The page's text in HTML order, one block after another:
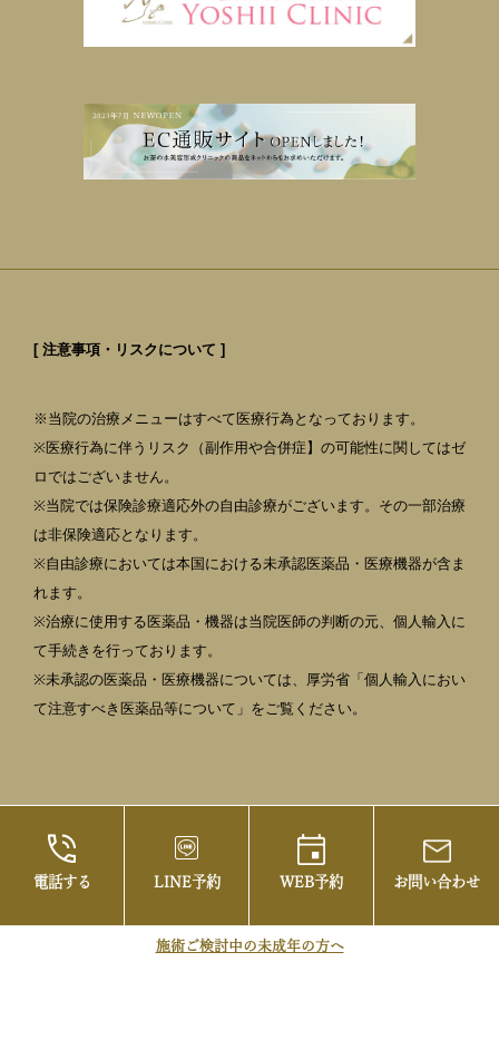
電話する LINE予約 WEB予約 お問い合わせ
施術ご検討中の未成年の方へ
[ 注意事項・リスクについて ]
※当院の治療メニューはすべて医療行為となっております。
※医療行為に伴うリスク（副作用や合併症】の可能性に関してはゼ
ロではございません。
※当院では保険診療適応外の自由診療がございます。その一部治療
は非保険適応となります。
※自由診療においては本国における未承認医薬品・医療機器が含ま
れます。
※治療に使用する医薬品・機器は当院医師の判断の元、個人輸入に
て手続きを行っております。
※未承認の医薬品・医療機器については、厚労省「個人輸入におい
て注意すべき医薬品等について」をご覧ください。
らお茶の水美容形成クリニック